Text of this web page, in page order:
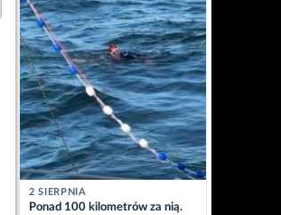
2 SIERPNIA
Ponad 100 kilometrów za nią.